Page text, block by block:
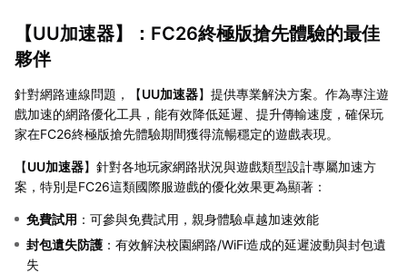
【UU加速器】：FC26終極版搶先體驗的最佳
夥伴
針對網路連線問題，【UU加速器】提供專業解決方案。作為專注遊
戲加速的網路優化工具，能有效降低延遲、提升傳輸速度，確保玩
家在FC26終極版搶先體驗期間獲得流暢穩定的遊戲表現。
【UU加速器】針對各地玩家網路狀況與遊戲類型設計專屬加速方
案，特別是FC26這類國際服遊戲的優化效果更為顯著：
免費試用 ：可參與免費試用，親身體驗卓越加速效能
封包遺失防護 ：有效解決校園網路/WiFi造成的延遲波動與封包遺
失